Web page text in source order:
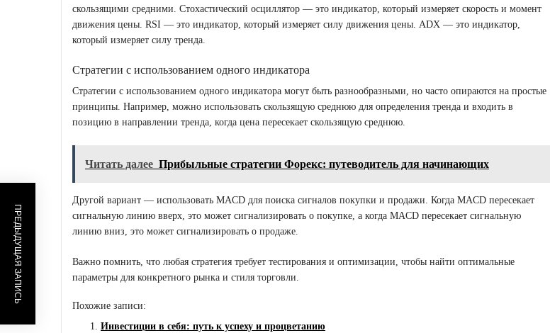
скользящими средними. Стохастический осциллятор — это индикатор, который измеряет скорость и момент
движения цены. RSI — это индикатор, который измеряет силу движения цены. ADX — это индикатор,
который измеряет силу тренда.
Стратегии с использованием одного индикатора
Стратегии с использованием одного индикатора могут быть разнообразными, но часто опираются на простые
принципы. Например, можно использовать скользящую среднюю для определения тренда и входить в
позицию в направлении тренда, когда цена пересекает скользящую среднюю.
Читать далее Прибыльные стратегии Форекс: путеводитель для начинающих
Другой вариант — использовать MACD для поиска сигналов покупки и продажи. Когда MACD пересекает
сигнальную линию вверх, это может сигнализировать о покупке, а когда MACD пересекает сигнальную
линию вниз, это может сигнализировать о продаже.
Важно помнить, что любая стратегия требует тестирования и оптимизации, чтобы найти оптимальные
параметры для конкретного рынка и стиля торговли.
Похожие записи:
Инвестиции в себя: путь к успеху и процветанию
ПРЕДЫДУЩАЯ ЗАПИСЬ